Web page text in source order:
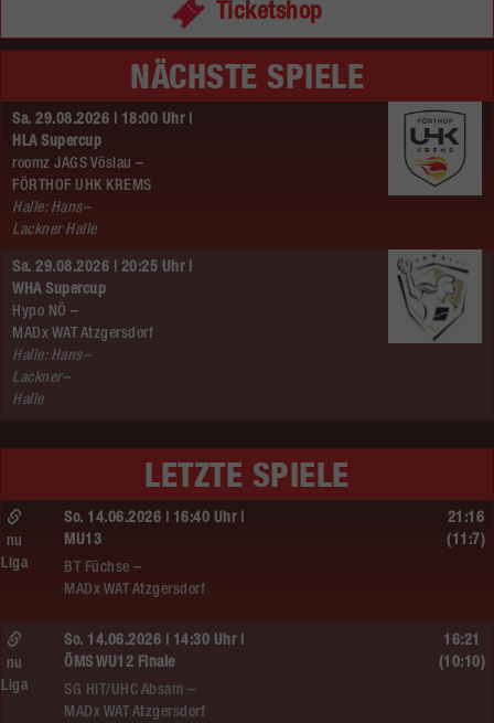
Ticketshop
NÄCHSTE SPIELE
Sa. 29.08.2026 | 18:00 Uhr |
HLA Supercup
roomz JAGS Vöslau –
FÖRTHOF UHK KREMS
Halle: Hans–
Lackner Halle
Sa. 29.08.2026 | 20:25 Uhr |
WHA Supercup
Hypo NÖ –
MADx WAT Atzgersdorf
Halle: Hans–
Lackner–
Halle
LETZTE SPIELE
So. 14.06.2026 | 16:40 Uhr |
MU13
BT Füchse –
MADx WAT Atzgersdorf
nu
Liga
21:16
(11:7)
So. 14.06.2026 | 14:30 Uhr |
ÖMS WU12 Finale
SG HIT/UHC Absam –
MADx WAT Atzgersdorf
nu
Liga
16:21
(10:10)